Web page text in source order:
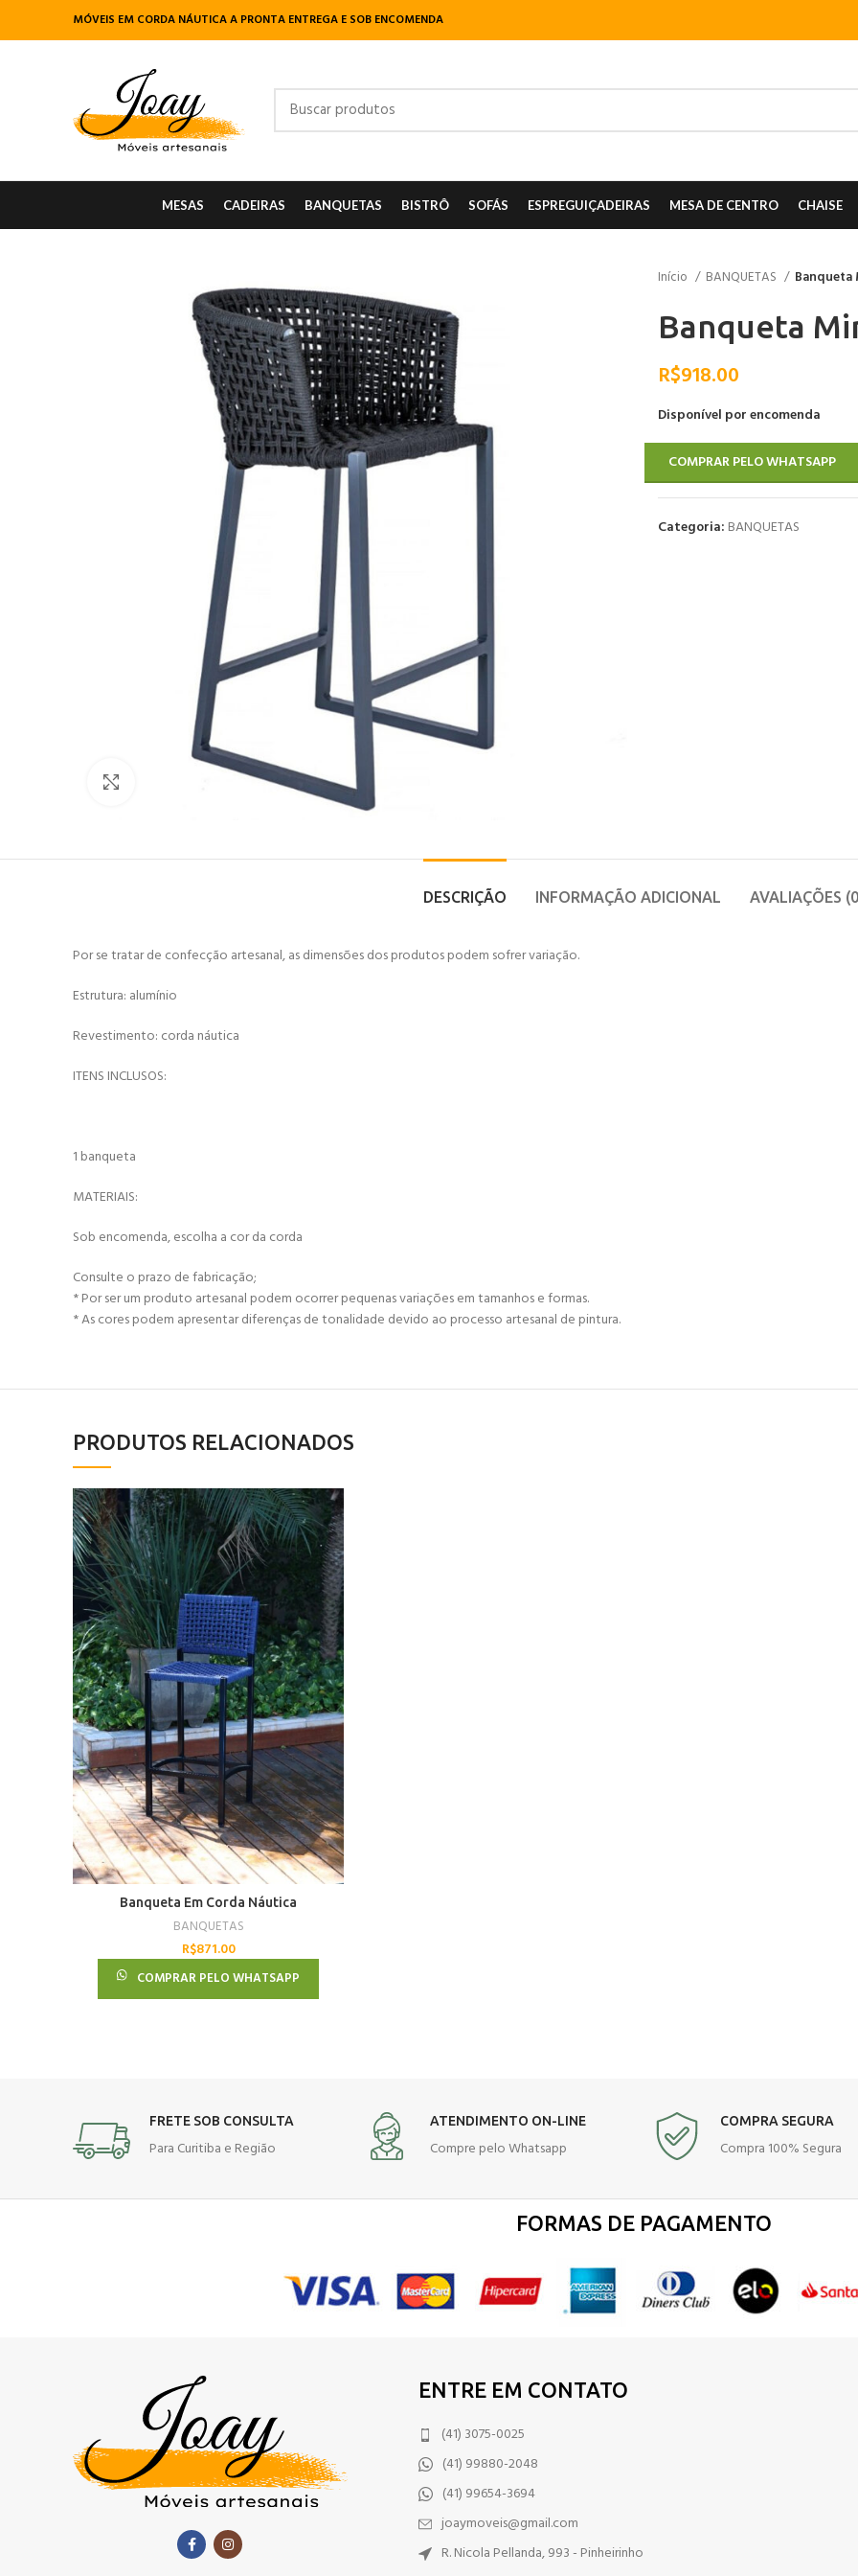
MÓVEIS EM CORDA NÁUTICA A PRONTA ENTREGA E SOB ENCOMENDA
MESAS CADEIRAS BANQUETAS BISTRÔ SOFÁS ESPREGUIÇADEIRAS MESA DE CENTRO CHAISE
Clique para ampliar
Início BANQUETAS Banqueta
Banqueta
R$918.00
Disponível por encomenda
COMPRAR PELO WHATSAPP
Categoria: BANQUETAS
DESCRIÇÃO INFORMAÇÃO ADICIONAL AVALIAÇÕES
Por se tratar de confecção artesanal, as dimensões dos produtos podem sofrer variação.
Estrutura: alumínio
Revestimento: corda náutica
ITENS INCLUSOS:
1 banqueta
MATERIAIS:
Sob encomenda, escolha a cor da corda
Consulte o prazo de fabricação;
* Por ser um produto artesanal podem ocorrer pequenas variações em tamanhos e formas.
* As cores podem apresentar diferenças de tonalidade devido ao processo artesanal de pintura.
PRODUTOS RELACIONADOS
Banqueta Em Corda Náutica
BANQUETAS
R$871.00
COMPRAR PELO WHATSAPP
FRETE SOB CONSULTA
Para Curitiba e Região
ATENDIMENTO ON-LINE
Compre pelo Whatsapp
COMPRA SEGURA
Compra 100% Segura
FORMAS DE PAGAMENTO
ENTRE EM CONTATO
(41) 3075-0025
(41) 99880-2048
(41) 99654-3694
joaymoveis@gmail.com
R. Nicola Pellanda, 993 - Pinheirinho